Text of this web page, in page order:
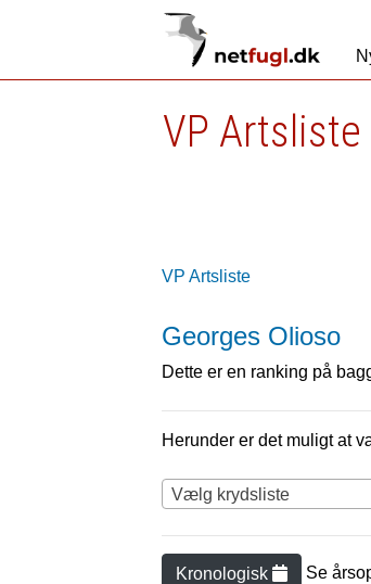
VP Artsliste
VP Artsliste
Georges Olioso
Dette er en ranking på
Herunder er det muligt at
Vælg krydsliste
Kronologisk Se